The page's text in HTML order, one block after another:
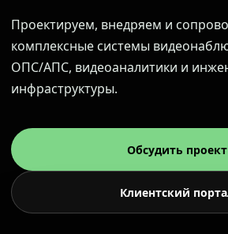
Проектируем, внедряем и
комплексные системы
ОПС/АПС, видеоаналитики и
инфраструктуры.
Обсудить проект
Клиентский